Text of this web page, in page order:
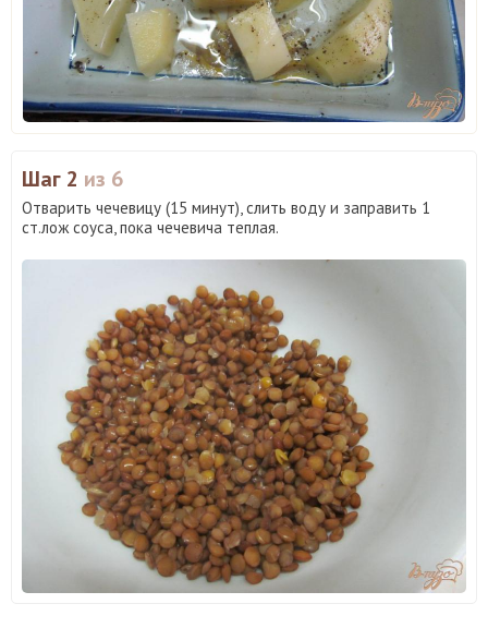
Шаг 2 из 6
Отварить чечевицу (15 минут), слить воду и заправить 1
ст.лож соуса, пока чечевича теплая.